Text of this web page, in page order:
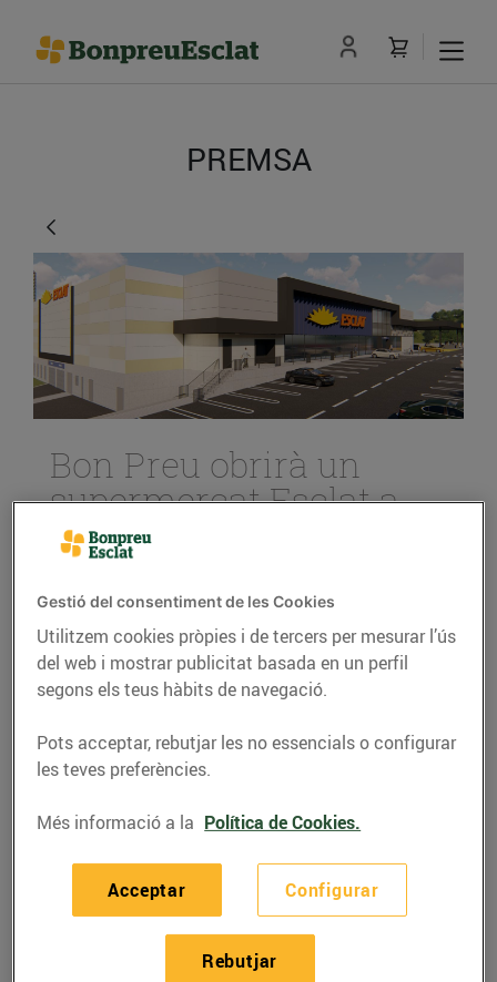
PREMSA
Bon Preu obrirà un
supermercat Esclat a
Badalona
L’establiment comptarà amb una
benzinera EsclatOil, mini mercat i un punt
de recollida de la compra online.
Bon Preu, propietari de les ensenyes Bonpreu,
Esclat, EsclatOil i BonpreuEsclat online, obrirà un
Badalona, situat a l’avinguda de Conflent s/n, on
actualment hi ha l’empresa Toys R Us.
El nou establiment serà d’última generació, tindrà
una superfície de vendes de 3.200 m² i 290 places
d’aparcament. També disposarà d’una benzinera
Gestió del consentiment de les Cookies
Utilitzem cookies pròpies i de tercers per mesurar l’ús
del web i mostrar publicitat basada en un perfil
segons els teus hàbits de navegació.
Pots acceptar, rebutjar les no essencials o configurar
les teves preferències.
Més informació a la Política de Cookies.
Configurar
Rebutjar
Acceptar